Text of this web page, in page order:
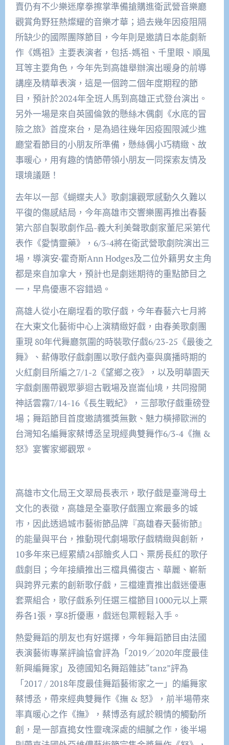
賣仍有不少樂迷摩拳擦掌準備搶購進衛武營音樂廳
觀賞角野狂熱燦耀的音樂才華；過去幾年因疫阻隔
所缺少的國際團隊節目，今年則是邀請日本能劇新
作《媽祖》主要表演者，包括-媽祖、千里眼、順風
耳等主要角色，今年先到高雄舉辦演出暖身的前導
講座及精華表演，這是一個跨二個年度期程的節
目，預計於2024年全班人馬到高雄正式登台演出。
另外一場是來自英國倫敦的懸絲木偶劇《水底的冒
險之旅》首度來台，是為過往幾年因疫囿限減少進
廳堂看節目的小朋友所準備，懸絲偶小巧精緻、故
事暖心，用有趣的情節帶領小朋友一同探索友情及
環境議題！
去年以一部《蝴蝶夫人》歌劇讓觀眾感動久久難以
平復的傷感結局，今年高雄市交響樂團再推出春藝
第六部自製歌劇作品-義大利美聲歌劇家董尼采第代
表作《愛情靈藥》，6/3-4將在衛武營歌劇院演出三
場，導演安·霍奇斯Ann Hodges及二位外籍男女主角
都是來自加拿大，預計也是劇迷期待的重點節目之
一，早鳥優惠不容錯過。
高雄人從小在廟埕看的歌仔戲，今年春藝六七月將
在大東文化藝術中心上演精緻好戲，由春美歌劇團
重現 80年代舞廳氛圍的時裝歌仔戲6/23-25《最後之
舞》、薪傳歌仔戲劇團以歌仔戲內臺與廣播時期的
火紅劇目所編之7/1-2《望鄉之夜》，以及明華園天
字戲劇團帶觀眾夢迴古戰場及崑崙仙境，共同撥開
神話雲霧7/14-16《長生戰紀》，三部歌仔戲重磅登
場；舞蹈節目首度邀請獲獎無數、魅力橫掃歐洲的
台灣知名編舞家蔡博丞呈現經典雙舞作6/3-4《撫 &
怒》宴饗家鄉觀眾。
高雄市文化局王文翠局長表示，歌仔戲是臺灣母土
文化的表徵，高雄是全臺歌仔戲團立案最多的城
市，因此透過城市藝術節品牌『高雄春天藝術節』
的能量與平台，推動現代劇場歌仔戲精緻與創新，
10多年來已經累績24部膾炙人口、票房長紅的歌仔
戲劇目；今年接續推出三檔具備復古、華麗、嶄新
與跨界元素的創新歌仔戲，三檔連賣推出戲迷優惠
套票組合，歌仔戲系列任選三檔節目1000元以上票
券各1張，享8折優惠，戲迷包票輕鬆入手。
熱愛舞蹈的朋友也有好選擇，今年舞蹈節目由法國
表演藝術專業評論協會評為「2019／2020年度最佳
新興編舞家」及德國知名舞蹈雜誌“tanz”評為
「2017 / 2018年度最佳舞蹈藝術家之一」的編舞家
蔡博丞，帶來經典雙舞作《撫 & 怒》，前半場帶來
率真暖心之作《撫》，蔡博丞有感於親情的觸動所
創，是一部直搗女性靈魂深處的細膩之作，後半場